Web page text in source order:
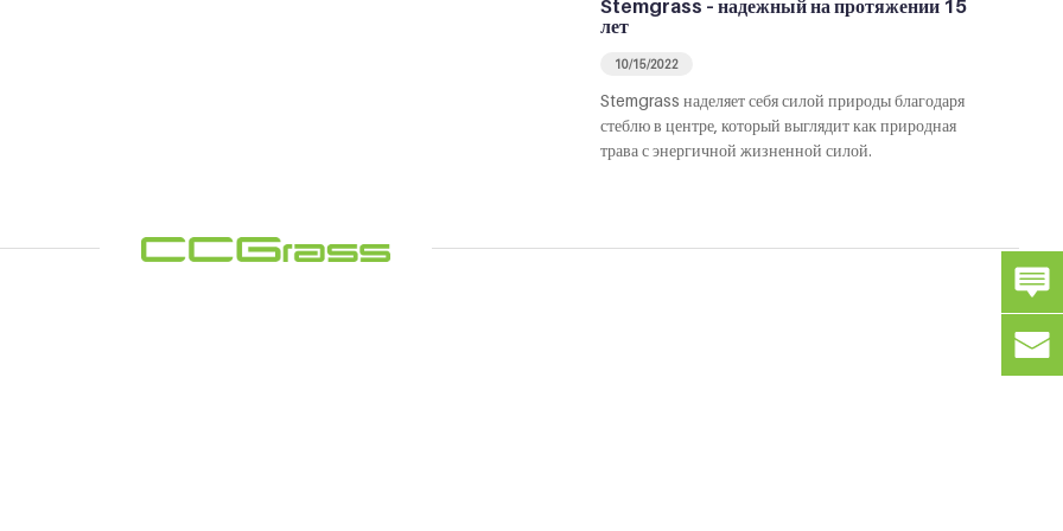
Stemgrass – надежный на протяжении 15
лет
10/15/2022
Stemgrass наделяет себя силой природы благодаря
стеблю в центре, который выглядит как природная
трава с энергичной жизненной силой.